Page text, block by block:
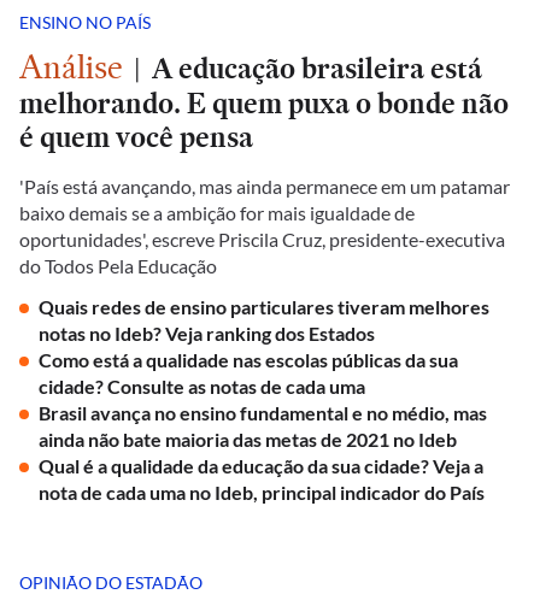
ENSINO NO PAÍS
Análise | A educação brasileira está
melhorando. E quem puxa o bonde não
é quem você pensa
'País está avançando, mas ainda permanece em um patamar
baixo demais se a ambição for mais igualdade de
oportunidades', escreve Priscila Cruz, presidente-executiva
do Todos Pela Educação
Quais redes de ensino particulares tiveram melhores
notas no Ideb? Veja ranking dos Estados
Como está a qualidade nas escolas públicas da sua
cidade? Consulte as notas de cada uma
Brasil avança no ensino fundamental e no médio, mas
ainda não bate maioria das metas de 2021 no Ideb
Qual é a qualidade da educação da sua cidade? Veja a
nota de cada uma no Ideb, principal indicador do País
OPINIÃO DO ESTADÃO